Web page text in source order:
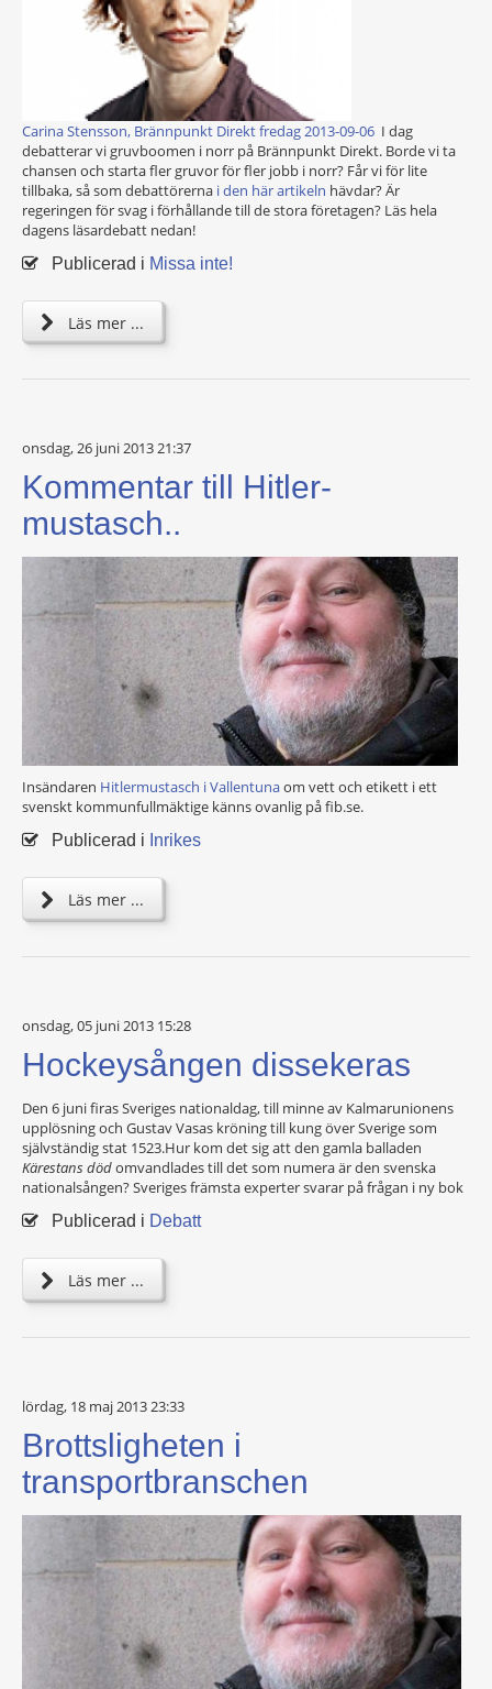
Carina Stensson, Brännpunkt Direkt fredag 2013-09-06 I dag
debatterar vi gruvboomen i norr på Brännpunkt Direkt. Borde vi ta
chansen och starta fler gruvor för fler jobb i norr? Får vi för lite
tillbaka, så som debattörerna i den här artikeln hävdar? Är
regeringen för svag i förhållande till de stora företagen? Läs hela
dagens läsardebatt nedan!
Publicerad i Missa inte!
Läs mer ...
onsdag, 26 juni 2013 21:37
Kommentar till Hitler-
mustasch..
Insändaren Hitlermustasch i Vallentunaom vett och etikett i ett
svenskt kommunfullmäktige känns ovanlig på fib.se.
Publicerad i Inrikes
Läs mer ...
onsdag, 05 juni 2013 15:28
Hockeysången dissekeras
Den 6 juni firas Sveriges nationaldag, till minne av Kalmarunionens
upplösning och Gustav Vasas kröning till kung över Sverige som
självständig stat 1523.Hur kom det sig att den gamla balladen
Kärestans dödomvandlades till det som numera är den svenska
nationalsången? Sveriges främsta experter svarar på frågan i ny bok
Publicerad i Debatt
Läs mer ...
lördag, 18 maj 2013 23:33
Brottsligheten i
transportbranschen